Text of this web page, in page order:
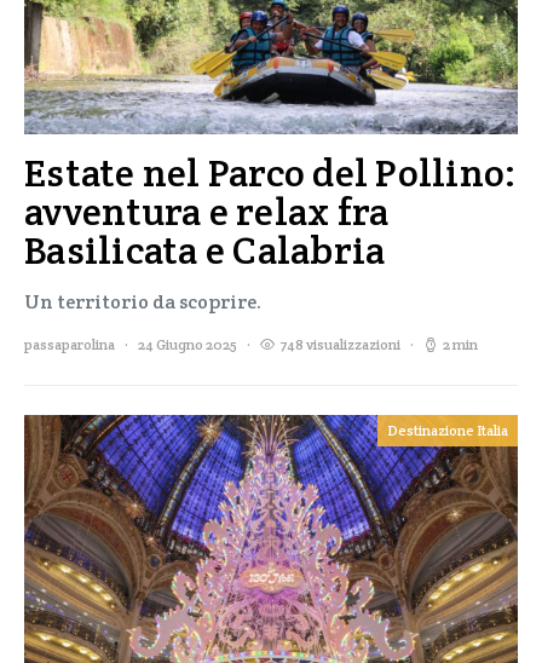
Estate nel Parco del Pollino:
avventura e relax fra
Basilicata e Calabria
Un territorio da scoprire.
passaparolina 24 Giugno 2025 748 visualizzazioni 2 min
Destinazione Italia